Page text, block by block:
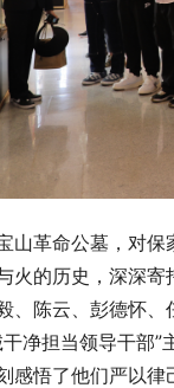
命公墓，对保
的历史，深深
陈云、彭德怀
净担当领导干
悟了他们严以